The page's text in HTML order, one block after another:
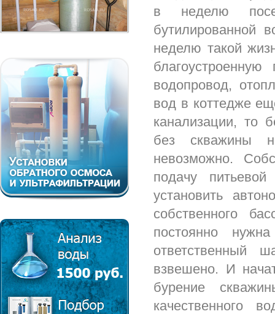
в неделю
бутилированной
неделю такой
водопровод,
вод в коттедже
канализации, то
без скважины
невозможно.
подачу
установить
собственного
постоянно
ответственный
взвешено. И
бурение
качественного